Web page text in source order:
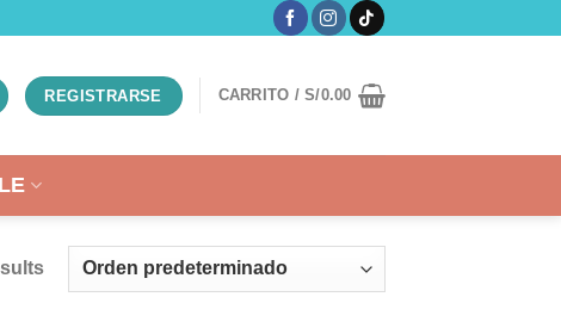
REGISTRARSE CARRITO /S/0.00